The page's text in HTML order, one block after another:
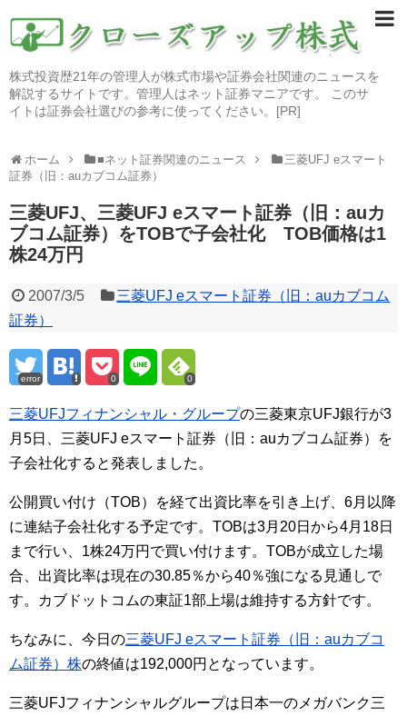
株式投資歴21年の管理人が株式市場や証券会社関連のニュースを
解説するサイトです。管理人はネット証券マニアです。 このサ
イトは証券会社選びの参考に使ってください。[PR]
ホーム ■ネット証券関連のニュース
三菱UFJ eスマート
証券（旧：auカブコム証券）
三菱UFJ、三菱UFJ eスマート証券（旧：auカ
ブコム証券）をTOBで子会社化 TOB価格は1
株24万円
2007/3/5
三菱UFJ eスマート証券（旧：auカブコム
証券）
error 0 0
三菱UFJフィナンシャル・グループの三菱東京UFJ銀行が3
月5日、三菱UFJ eスマート証券（旧：auカブコム証券）を
子会社化すると発表しました。
公開買い付け（TOB）を経て出資比率を引き上げ、6月以降
に連結子会社化する予定です。TOBは3月20日から4月18日
まで行い、1株24万円で買い付けます。TOBが成立した場
合、出資比率は現在の30.85％から40％強になる見通しで
す。カブドットコムの東証1部上場は維持する方針です。
ちなみに、今日の三菱UFJ eスマート証券（旧：auカブコ
ム証券）株の終値は192,000円となっています。
三菱UFJフィナンシャルグループは日本一のメガバンク三